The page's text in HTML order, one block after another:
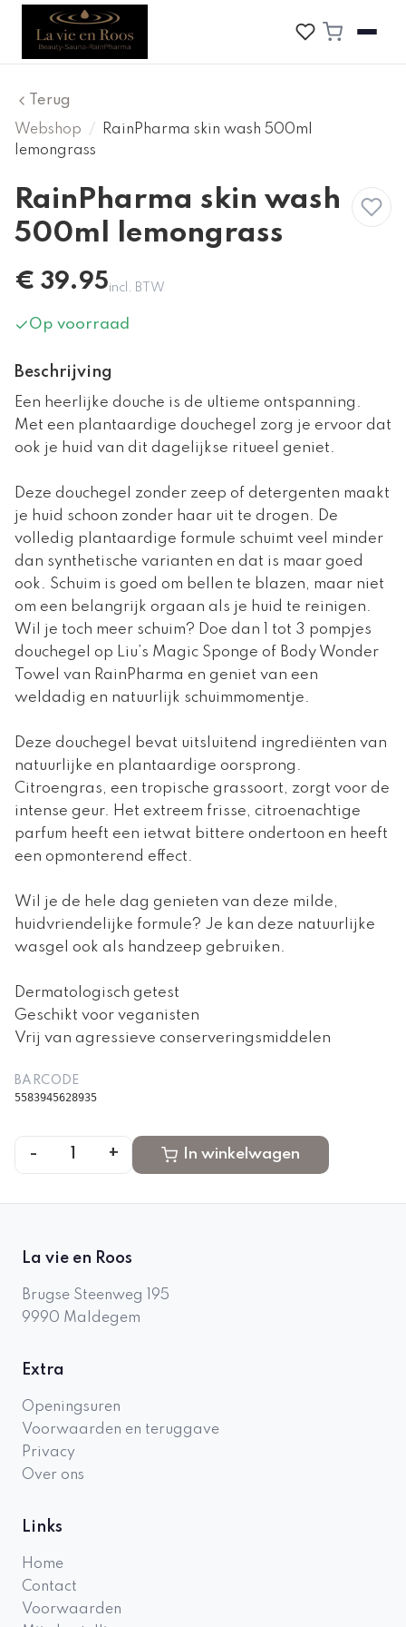
Terug
Webshop
/
RainPharma skin wash 500ml
lemongrass
RainPharma skin wash
500ml lemongrass
€ 39.95incl. BTW
Op voorraad
Beschrijving
Een heerlijke douche is de ultieme ontspanning.
Met een plantaardige douchegel zorg je ervoor dat
ook je huid van dit dagelijkse ritueel geniet.
Deze douchegel zonder zeep of detergenten maakt
je huid schoon zonder haar uit te drogen. De
volledig plantaardige formule schuimt veel minder
dan synthetische varianten en dat is maar goed
ook. Schuim is goed om bellen te blazen, maar niet
om een belangrijk orgaan als je huid te reinigen.
Wil je toch meer schuim? Doe dan 1 tot 3 pompjes
douchegel op Liu’s Magic Sponge of Body Wonder
Towel van RainPharma en geniet van een
weldadig en natuurlijk schuimmomentje.
Deze douchegel bevat uitsluitend ingrediënten van
natuurlijke en plantaardige oorsprong.
Citroengras, een tropische grassoort, zorgt voor de
intense geur. Het extreem frisse, citroenachtige
parfum heeft een ietwat bittere ondertoon en heeft
een opmonterend effect.
Wil je de hele dag genieten van deze milde,
huidvriendelijke formule? Je kan deze natuurlijke
wasgel ook als handzeep gebruiken.
Dermatologisch getest
Geschikt voor veganisten
Vrij van agressieve conserveringsmiddelen
BARCODE
5583945628935
- + In winkelwagen
La vie en Roos
Brugse Steenweg 195
9990 Maldegem
Extra
Openingsuren
Voorwaarden en teruggave
Privacy
Over ons
Links
Home
Contact
Voorwaarden